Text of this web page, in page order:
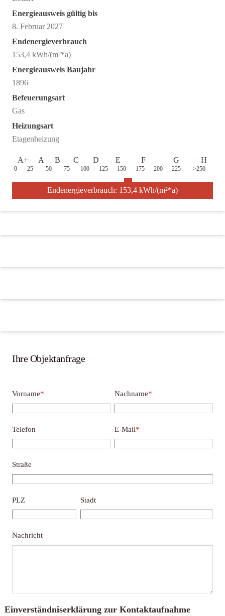
Energieausweis gültig bis
8. Februar 2027
Endenergieverbrauch
153,4 kWh/(m²*a)
Energieausweis Baujahr
1896
Befeuerungsart
Gas
Heizungsart
Etagenheizung
A+ A B C D E F G H
0 25 50 75 100 125 150 175 200 225 >250
Endenergieverbrauch: 153,4 kWh/(m²*a)
Ihre Objektanfrage
Vorname* Nachname*
Telefon E-Mail*
Straße
PLZ Stadt
Nachricht
Einverständniserklärung zur Kontaktaufnahme